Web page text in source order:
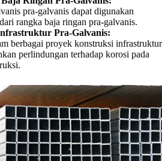
pra-galvanis dapat digunakan
rangka baja ringan pra-galvanis.
Pra-Galvanis:
berbagai proyek konstruksi infrastruktur
perlindungan terhadap korosi pada